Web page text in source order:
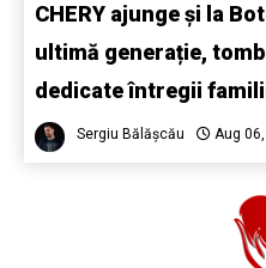
CHERY ajunge și la
ultimă generație,
dedicate întregii
Sergiu Bălășcău Aug